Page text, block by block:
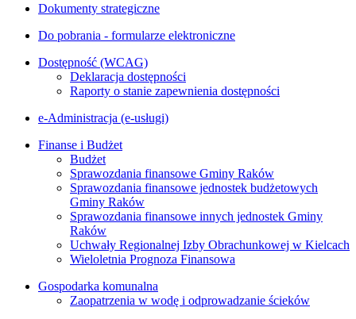
Dokumenty strategiczne
Do pobrania - formularze elektroniczne
Dostępność (WCAG)
Deklaracja dostępności
Raporty o stanie zapewnienia dostępności
e-Administracja (e-usługi)
Finanse i Budżet
Budżet
Sprawozdania finansowe Gminy Raków
Sprawozdania finansowe jednostek budżetowych
Gminy Raków
Sprawozdania finansowe innych jednostek Gminy
Raków
Uchwały Regionalnej Izby Obrachunkowej w Kielcach
Wieloletnia Prognoza Finansowa
Gospodarka komunalna
Zaopatrzenia w wodę i odprowadzanie ścieków